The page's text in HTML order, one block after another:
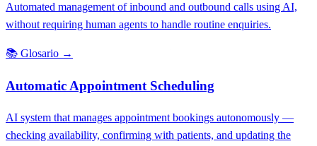
Automated management of inbound and outbound calls using AI,
without requiring human agents to handle routine enquiries.
📚 Glosario →
Automatic Appointment Scheduling
AI system that manages appointment bookings autonomously —
checking availability, confirming with patients, and updating the